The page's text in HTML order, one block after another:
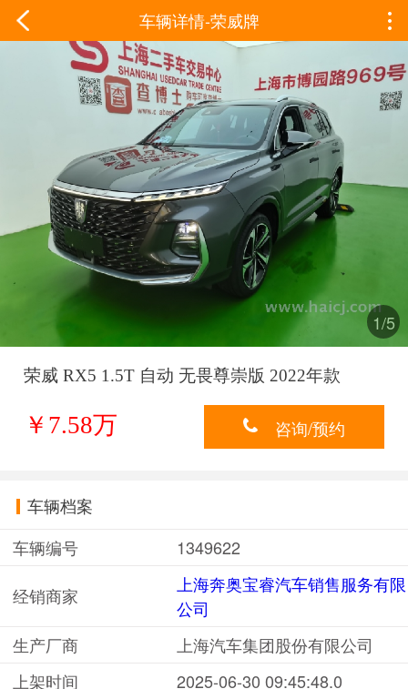
车辆详情-荣威牌
1/5
荣威 RX5 1.5T 自动 无畏尊崇版 2022年款
￥7.58万 咨询/预约
车辆档案
车辆编号
1349622
经销商家
上海奔奥宝睿汽车销售服务有限
公司
生产厂商
上海汽车集团股份有限公司
上架时间
2025-06-30 09:45:48.0